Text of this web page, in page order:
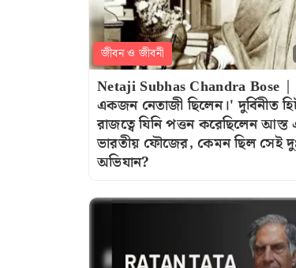
জীবন ও জীবনী
Netaji Subhas Chandra Bose
একজন নেতাজী ছিলেন।' দুর্বিনীত
রাজত্বে যিনি পত্তন করেছিলেন
ভারতীয় ফৌজের, কেমন ছিল সেই
অভিযান?